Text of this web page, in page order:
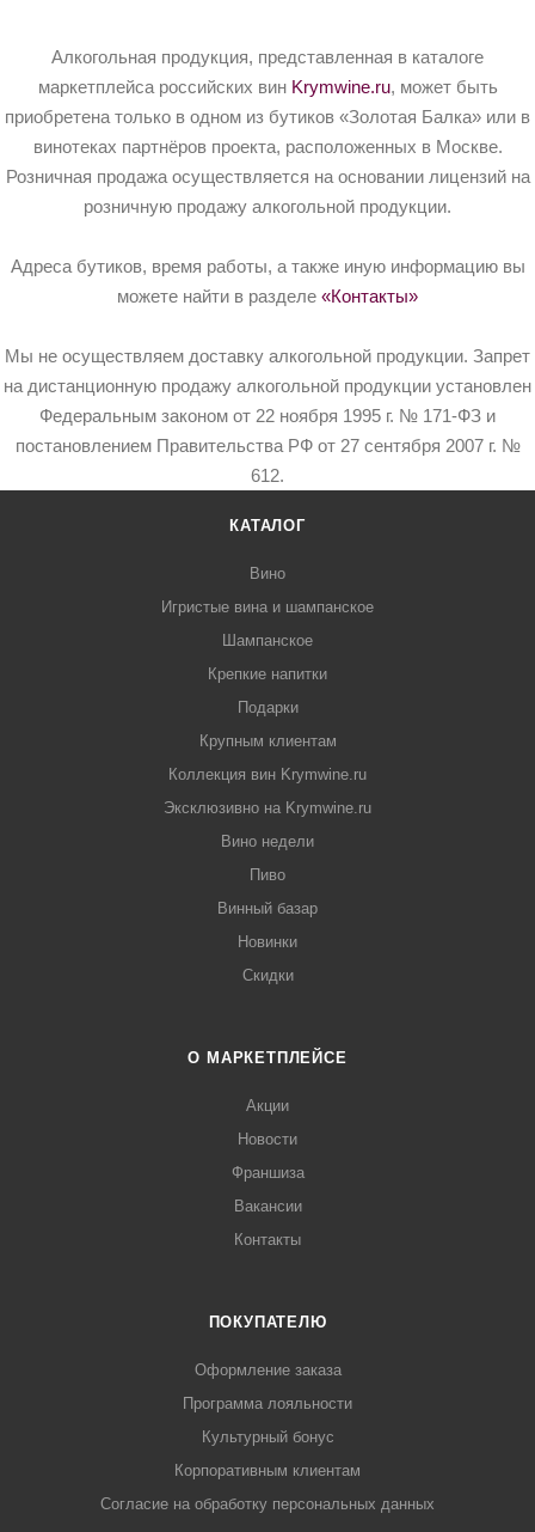
Алкогольная продукция, представленная в каталоге
маркетплейса российских вин Krymwine.ru, может быть
приобретена только в одном из бутиков «Золотая Балка» или в
винотеках партнёров проекта, расположенных в Москве.
Розничная продажа осуществляется на основании лицензий на
розничную продажу алкогольной продукции.
Адреса бутиков, время работы, а также иную информацию вы
можете найти в разделе «Контакты»
Мы не осуществляем доставку алкогольной продукции. Запрет
на дистанционную продажу алкогольной продукции установлен
Федеральным законом от 22 ноября 1995 г. № 171-ФЗ и
постановлением Правительства РФ от 27 сентября 2007 г. №
612.
КАТАЛОГ
Вино
Игристые вина и шампанское
Шампанское
Крепкие напитки
Подарки
Крупным клиентам
Коллекция вин Krymwine.ru
Эксклюзивно на Krymwine.ru
Вино недели
Пиво
Винный базар
Новинки
Скидки
О МАРКЕТПЛЕЙСЕ
Акции
Новости
Франшиза
Вакансии
Контакты
ПОКУПАТЕЛЮ
Оформление заказа
Программа лояльности
Культурный бонус
Корпоративным клиентам
Согласие на обработку персональных данных